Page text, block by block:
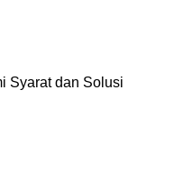
Syarat dan Solusi